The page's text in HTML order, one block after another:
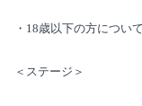
・ 18歳以下の方につい
＜ステージ＞